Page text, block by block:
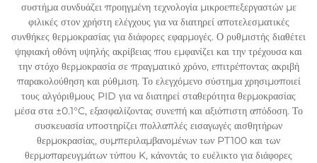
συστήμα συνδυάζει προηγμένη τεχνολογία μικροεπεξεργαστών με
φιλικές στον χρήστη ελέγχους για να διατηρεί αποτελεσματικές
συνθήκες θερμοκρασίας για διάφορες εφαρμογές. Ο ρυθμιστής διαθέτει
ψηφιακή οθόνη υψηλής ακρίβειας που εμφανίζει και την τρέχουσα και
την στόχο θερμοκρασία σε πραγματικό χρόνο, επιτρέποντας ακριβή
παρακολούθηση και ρύθμιση. Το ελεγχόμενο σύστημα χρησιμοποιεί
τους αλγόριθμους PID για να διατηρεί σταθερότητα θερμοκρασίας
μέσα στα ±0.1°C, εξασφαλίζοντας συνεπή και αξιόπιστη απόδοση. Το
συσκευασία υποστηρίζει πολλαπλές εισαγωγές αισθητήρων
θερμοκρασίας, συμπεριλαμβανομένων των PT100 και των
θερμοπαρευγμάτων τύπου K, κάνοντάς το ευέλικτο για διάφορες